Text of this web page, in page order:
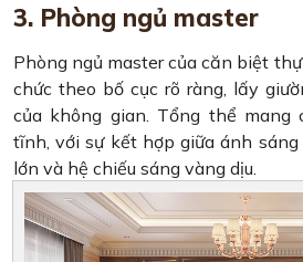
3. Phòng ngủ master
Phòng ngủ master của căn biệt
chức theo bố cục rõ ràng, lấy
của không gian. Tổng thể mang
tĩnh, với sự kết hợp giữa ánh
lớn và hệ chiếu sáng vàng dịu.